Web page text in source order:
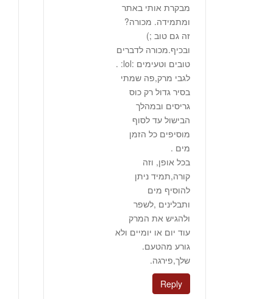
מבקרת אותי באתר
ומתמידה. מכורה?
זה גם טוב ;)
ובכיף.מכורה לדברים
טובים וטעימים :lol: .
לגבי מרק,פה שמתי
בסיר גדול רק כוס
גריסים ובמהלך
הבישול עד לסוף
מוסיפים כל הזמן
מים .
בכל אופן, וזה
קורה,תמיד ניתן
להוסיף מים
ותבלינים ,לשפר
ולהגיש את המרק
עוד יום או יומיים ולא
גורע מהטעם.
שלך,פירגה.
Reply